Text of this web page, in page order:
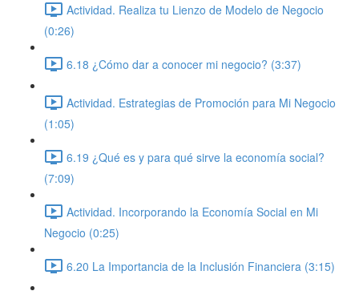
Actividad. Realiza tu Lienzo de Modelo de Negocio
(0:26)
6.18 ¿Cómo dar a conocer mi negocio? (3:37)
Actividad. Estrategias de Promoción para Mi Negocio
(1:05)
6.19 ¿Qué es y para qué sirve la economía social?
(7:09)
Actividad. Incorporando la Economía Social en Mi
Negocio (0:25)
6.20 La Importancia de la Inclusión Financiera (3:15)